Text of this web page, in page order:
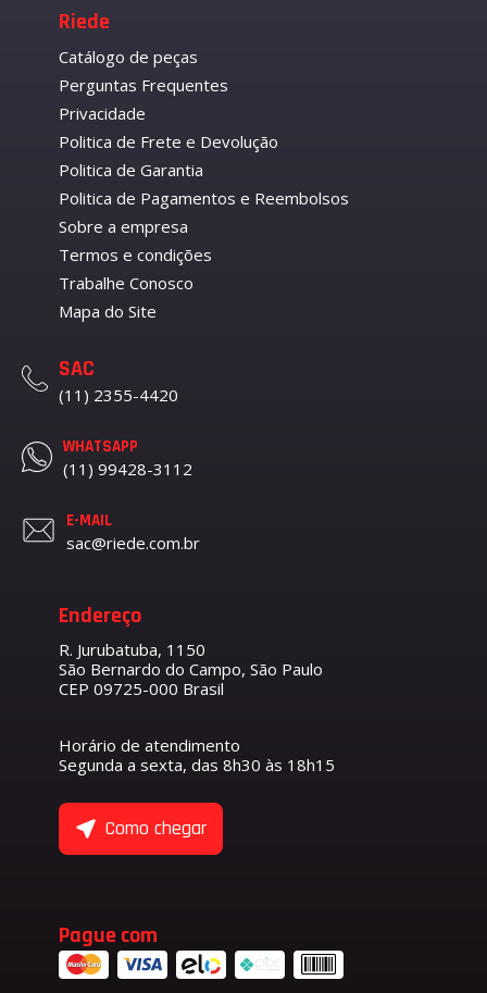
Riede
Catálogo de peças
Perguntas Frequentes
Privacidade
Politica de Frete e Devolução
Politica de Garantia
Politica de Pagamentos e Reembolsos
Sobre a empresa
Termos e condições
Trabalhe Conosco
Mapa do Site
SAC
(11) 2355-4420
WHATSAPP
(11) 99428-3112
E-MAIL
sac@riede.com.br
Endereço
R. Jurubatuba, 1150
São Bernardo do Campo, São Paulo
CEP 09725-000 Brasil
Horário de atendimento
Segunda a sexta, das 8h30 às 18h15
Como chegar
Pague com